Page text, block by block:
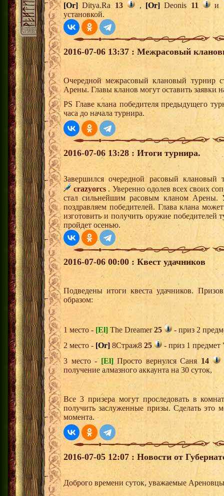
[Or]Ditya.Ra 13 , [Or]Deonis 11 и
установкой.
2016-07-06 13:37 : Межрасовый
Очередной межрасовый клановый турнир
Арены. Главы кланов могут оставить заявки
PS Главе клана победителя предыдущего
часа до начала турнира.
2016-07-06 13:28 : Итоги турнира.
Завершился очередной расовый
crazyorcs . Уверенно одолев всех своих
стал сильнейшим расовым кланом Арены.
поздравляем победителей. Глава клана
изготовить и получить оружие
пройдет осенью.
2016-07-06 00:00 : Квест удачников
Подведены итоги квеста удачников.
образом:
1 место - [El] The Dreamer25
- приз 2
2 место - [Or] 8Страж8 25
- приз 1 предмет
3 место - [El] Просто вернулся Саня 14
получение алмазного аккаунта на 30 суток,
Все 3 призера могут проследовать в
получить заслуженные призы. Сделать это
момента.
2016-07-05 12:07 : Новости от
Доброго времени суток, уважаемые